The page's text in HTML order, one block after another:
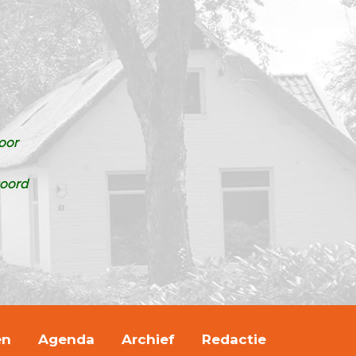
Agenda Archief Redactie